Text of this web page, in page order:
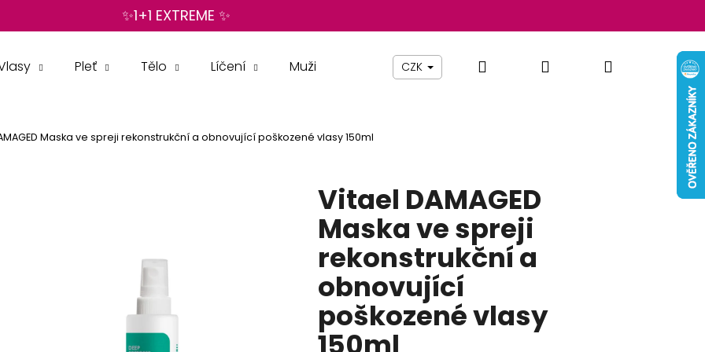
✨1+1 EXTREME ✨
Pleť Tělo Líčení Muži Beauty By Simona Pomůcky Nábytek
CZK Hledat PřihlášeníNákupní
Maska ve spreji rekonstrukční a obnovující poškozené vlasy 150ml
Vitael DAMAGED
Maska ve spreji
rekonstrukční a
obnovující
poškozené vlasy
HLEDAT